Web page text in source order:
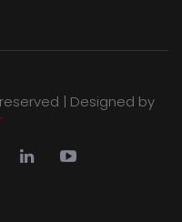
reserved | Designed by